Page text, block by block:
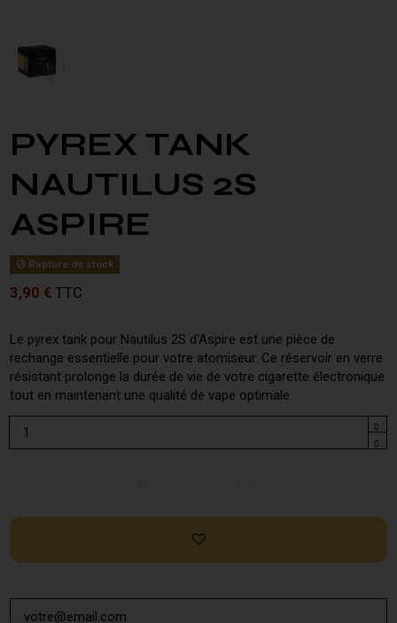
PYREX TANK
NAUTILUS 2S
ASPIRE
Rupture de stock
3,90 €TTC
Le pyrex tank pour Nautilus 2S d'Aspire est une pièce de
rechange essentielle pour votre atomiseur. Ce réservoir en verre
résistant prolonge la durée de vie de votre cigarette électronique
tout en maintenant une qualité de vape optimale.